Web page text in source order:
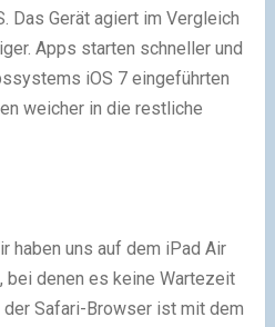
Das Gerät agiert im Vergleich
Apps starten schneller und
iOS 7 eingeführten
weicher in die restliche
haben uns auf dem iPad Air
bei denen es keine Wartezeit
der Safari-Browser ist mit dem